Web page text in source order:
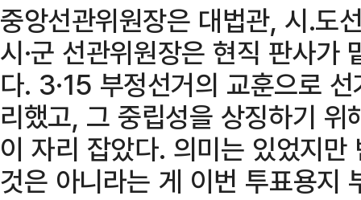
중앙선관위원장은 대법관, 시․도
시·군 선관위원장은 현직 판사가
다. 3·15 부정선거의 교훈으로
리했고, 그 중립성을 상징하기
이 자리 잡았다. 의미는 있었지
것은 아니라는 게 이번 투표용지